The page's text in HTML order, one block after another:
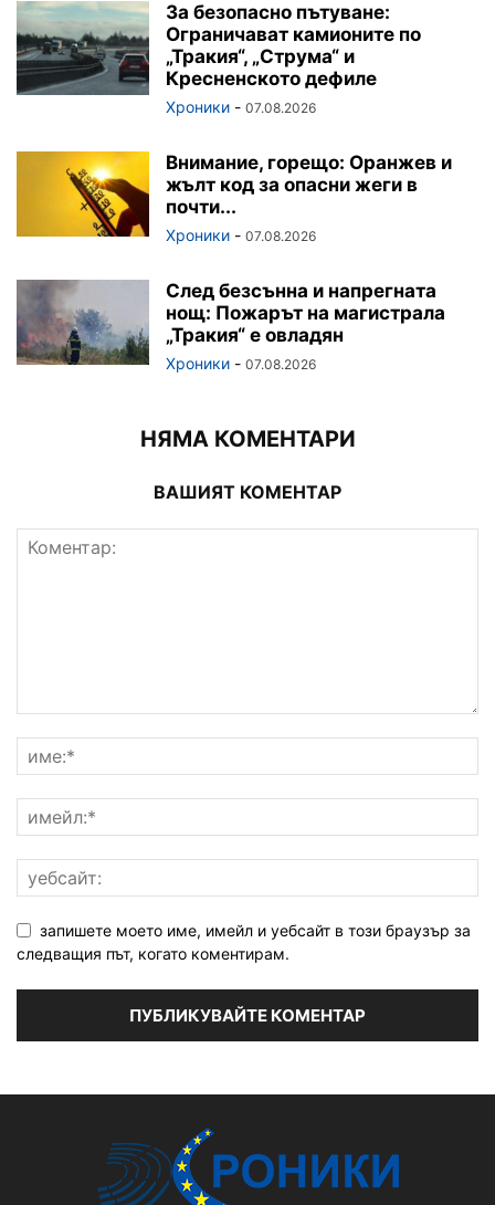
За безопасно пътуване:
Ограничават камионите по
„Тракия“, „Струма“ и
Кресненското дефиле
Хроники - 07.08.2026
Внимание, горещо: Оранжев и
жълт код за опасни жеги в
почти...
Хроники - 07.08.2026
След безсънна и напрегната
нощ: Пожарът на магистрала
„Тракия“ е овладян
Хроники - 07.08.2026
НЯМА КОМЕНТАРИ
ВАШИЯТ КОМЕНТАР
запишете моето име, имейл и уебсайт в този браузър за
следващия път, когато коментирам.